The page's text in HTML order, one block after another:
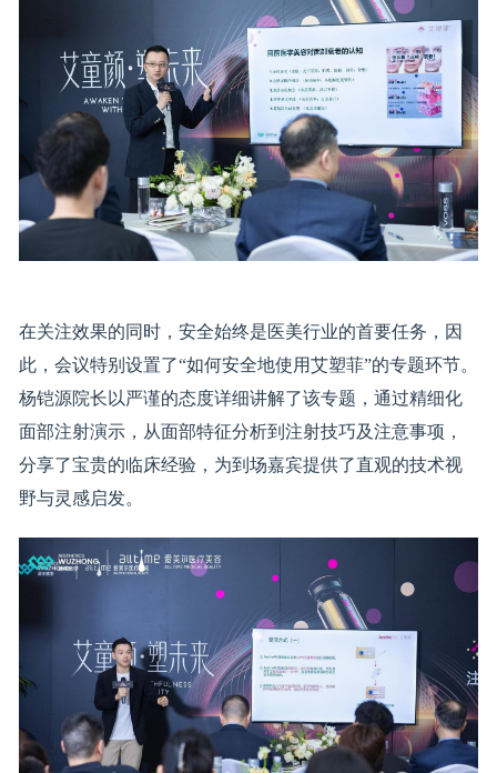
在关注效果的同时，安全始终是医美行业的首要任务，因
此，会议特别设置了“如何安全地使用艾塑菲”的专题环节。
杨铠源院长以严谨的态度详细讲解了该专题，通过精细化
面部注射演示，从面部特征分析到注射技巧及注意事项，
分享了宝贵的临床经验，为到场嘉宾提供了直观的技术视
野与灵感启发。